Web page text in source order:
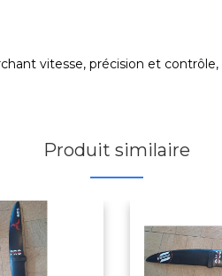
vitesse, précision et
Produit similaire